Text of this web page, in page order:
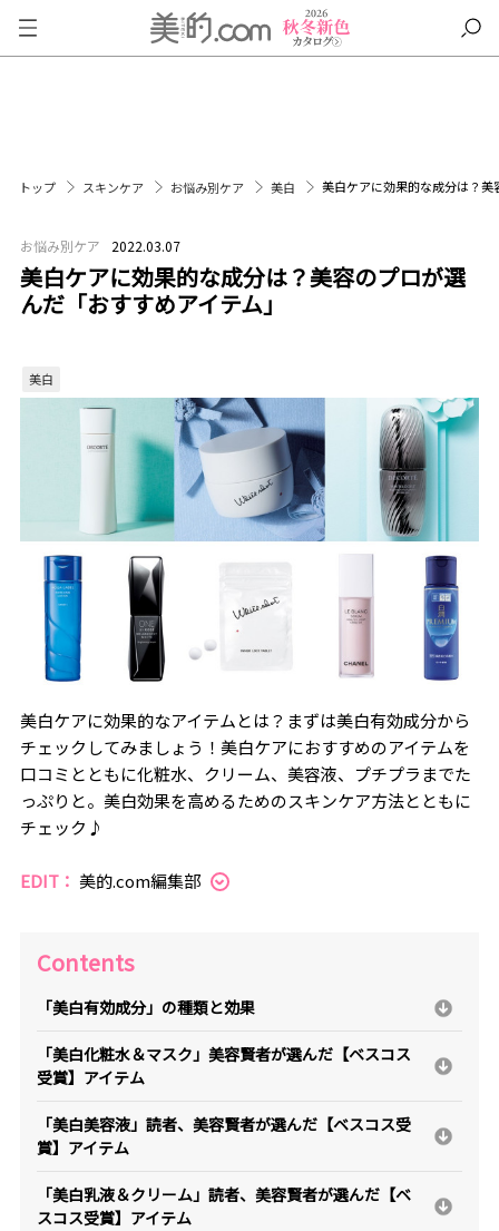
トップ スキンケア お悩み別ケア 美白 美白ケアに効果的な成分は？
お悩み別ケア 2022.03.07
美白ケアに効果的な成分は？美容のプロが選
んだ「おすすめアイテム」
美白
美白ケアに効果的なアイテムとは？まずは美白有効成分から
チェックしてみましょう！美白ケアにおすすめのアイテムを
口コミとともに化粧水、クリーム、美容液、プチプラまでた
っぷりと。美白効果を高めるためのスキンケア方法とともに
チェック♪
EDIT： 美的.com編集部
Contents
「美白有効成分」の種類と効果
「美白化粧水＆マスク」美容賢者が選んだ【ベスコス
受賞】アイテム
「美白美容液」読者、美容賢者が選んだ【ベスコス受
賞】アイテム
「美白乳液＆クリーム」読者、美容賢者が選んだ【ベ
スコス受賞】アイテム